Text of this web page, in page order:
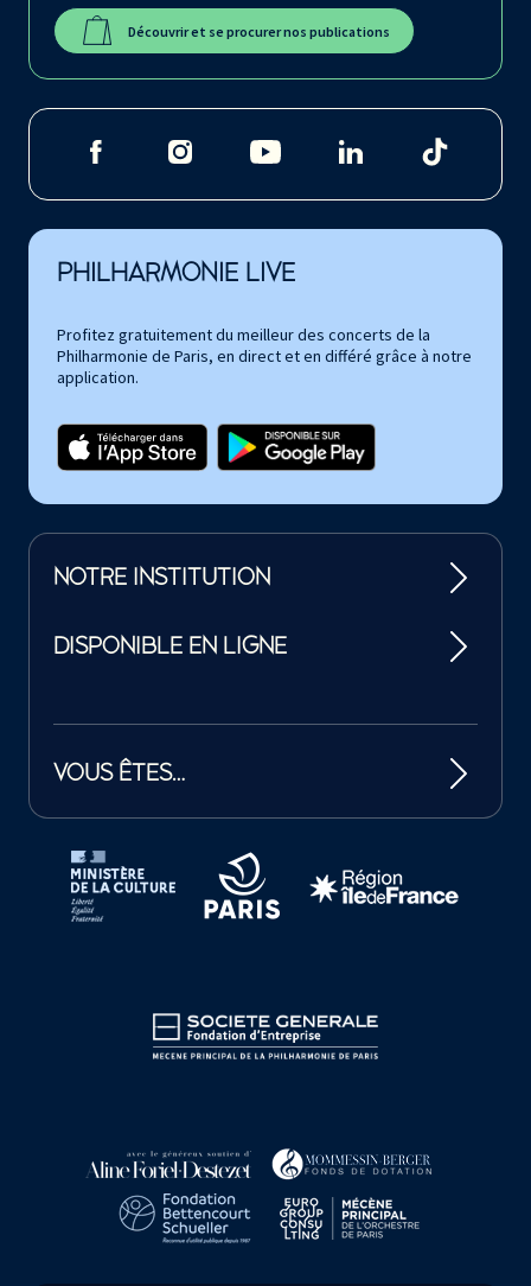
Découvrir et se procurer nos publications
PHILHARMONIE LIVE
Profitez gratuitement du meilleur des concerts de la
Philharmonie de Paris, en direct et en différé grâce à notre
application.
NOTRE INSTITUTION
DISPONIBLE EN LIGNE
VOUS ÊTES…
Tutelles et mécènes de la Philharmonie de Paris